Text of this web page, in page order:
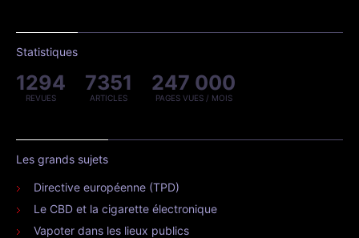
Statistiques
1294
REVUES
7351
ARTICLES
247 000
PAGES VUES / MOIS
Les grands sujets
Directive européenne (TPD)
Le CBD et la cigarette électronique
Vapoter dans les lieux publics